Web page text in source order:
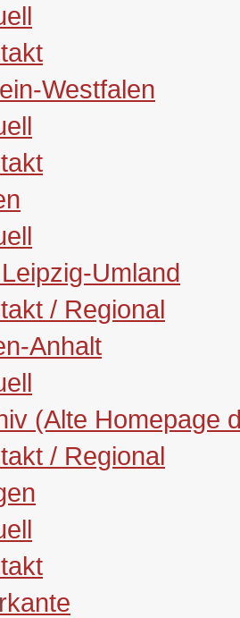
Westfalen
Umland
/ Regional
Anhalt
(Alte Homepage
/ Regional